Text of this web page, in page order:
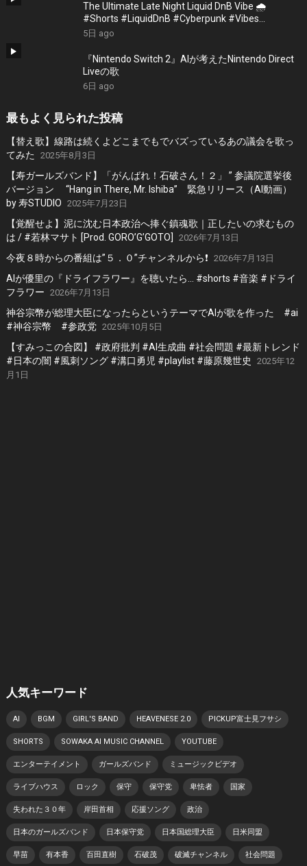
The Ultimate Late Night Liquid DnB Vibe 🌧️
#Shorts #LiquidDnB #Cyberpunk #Vibes
#ElectronicMusic
5日 ago
『Nintendo Switch 2』AIが考えたNintendo Direct
Liveの歌
6日 ago
最もよく見られた投稿
【替え歌】線路は続くよどこまでもでバズっているあの議会を歌っ
てみた
2025年8月3日
【寿ガールズバンド】「がんばれ！石破さん！２」 ” 参議院選挙後
バージョン “Hang in There, Mr. Ishiba” 緊急リリース（AI動画）
by 寿STUDIO 2025年7月23日
【覚醒せよ】泥に沈む日本政治へ捧ぐ鎮魂歌｜正したいの求むもの
は / #若林マサト [Prod. GORO’G’GOTO]
2026年7月13日
今夜８時からの番組は”５．０”チャンネルから❗️ 2026年7月13日
AIが優里の『ドライフラワー』を聴いたら… #shorts #音楽 #ドライ
フラワー 2026年7月13日
神谷宗幣が総理大臣になったらというテーマでAIが歌を作った #ai
#神谷宗幣 #参政党 2025年10月5日
【すみっこの合図】 #政府批判 #AI生成曲 #社会問題 #最新トレンド
#日本の闇 #風刺ソング #溝口勇児 #playlist #藤原幾世史
2025年12
月1日
人気キーワード
AI BGM GIRL'S BAND HEAVENESE 2.0 PICKUP富士見フサシ
SHORTS SOWAKA AI MUSIC CHANNEL YOUTUBE
エンターテイメント ガールズバンド ミュージックビデオ
ライブハウス ロック 保守 保守党 卑怯者 国家
失われた３０年 岸田首相 応援ソング 政治
日本のガールズバンド 日本保守党 日本国総理大臣 日米同盟
早苗 有本香 百田直樹 石破茂 破滅チャンネル 社会問題